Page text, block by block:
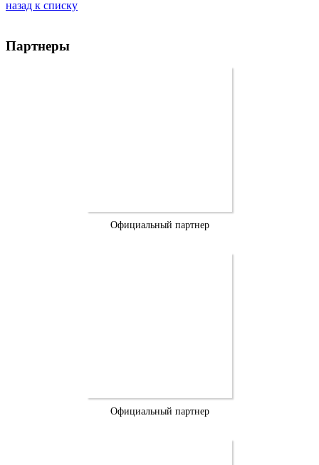
назад к списку
Партнеры
Официальный партнер
Официальный партнер